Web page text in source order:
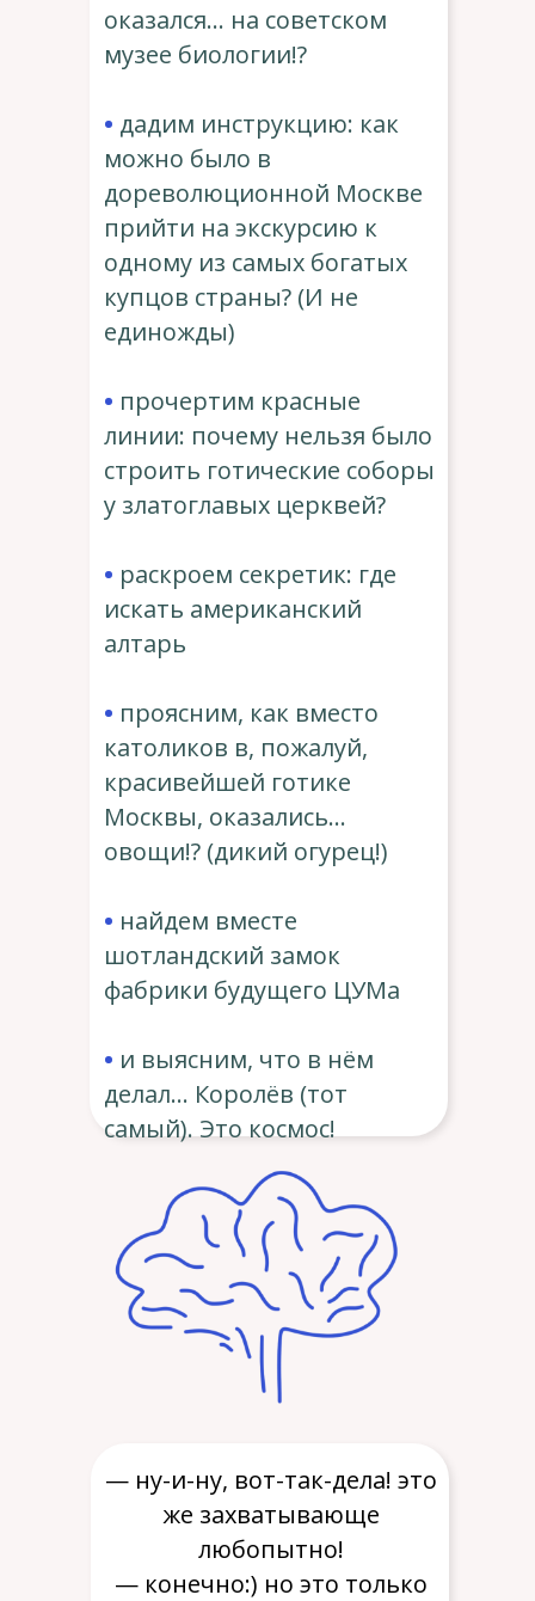
оказался… на советском
музее биологии!?
• дадим инструкцию: как
можно было в
дореволюционной Москве
прийти на экскурсию к
одному из самых богатых
купцов страны? (И не
единожды)
• прочертим красные
линии: почему нельзя было
строить готические соборы
у златоглавых церквей?
• раскроем секретик: где
искать американский
алтарь
• проясним, как вместо
католиков в, пожалуй,
красивейшей готике
Москвы, оказались…
овощи!? (дикий огурец!)
• найдем вместе
шотландский замок
фабрики будущего ЦУМа
• и выясним, что в нём
делал… Королёв (тот
самый). Это космос!
— ну-и-ну, вот-так-дела! это
же захватывающе
любопытно!
— конечно:) но это только